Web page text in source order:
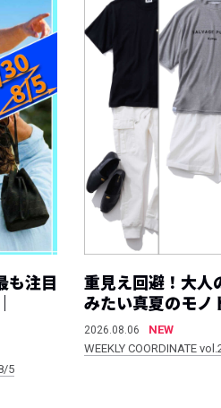
も注目
5
重見え回避！大人
みたい真夏のモノ
2026.08.06
NEW
WEEKLY COORDINATE